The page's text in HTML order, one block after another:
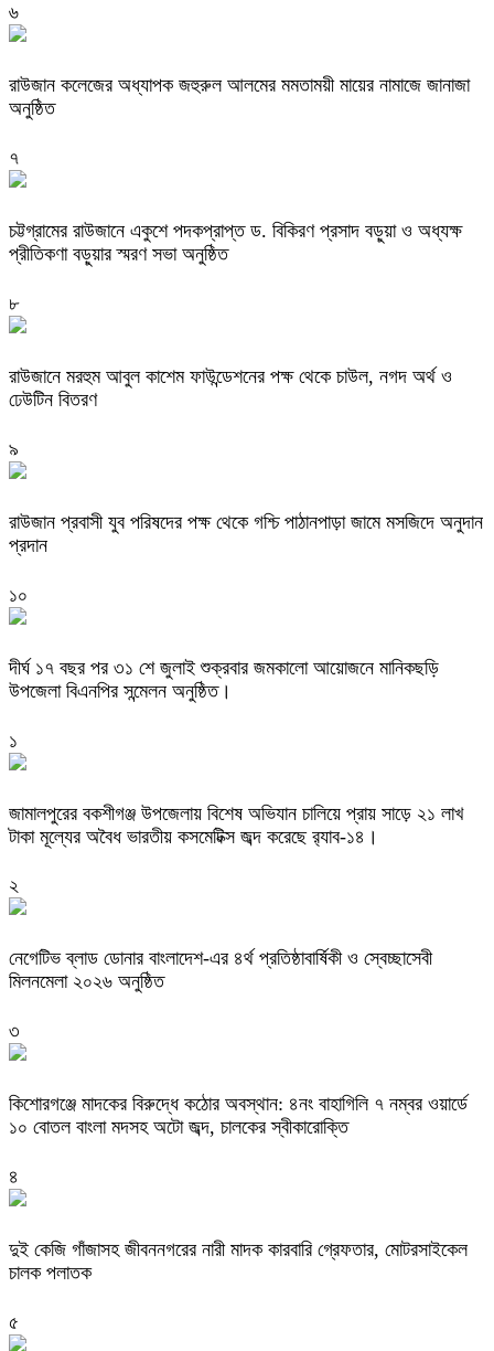
৬
রাউজান কলেজের অধ্যাপক জহুরুল আলমের মমতাময়ী মায়ের নামাজে জানাজা
অনুষ্ঠিত
৭
চট্টগ্রামের রাউজানে একুশে পদকপ্রাপ্ত ড. বিকিরণ প্রসাদ বড়ুয়া ও অধ্যক্ষ
প্রীতিকণা বড়ুয়ার স্মরণ সভা অনুষ্ঠিত
৮
রাউজানে মরহুম আবুল কাশেম ফাউন্ডেশনের পক্ষ থেকে চাউল, নগদ অর্থ ও
ঢেউটিন বিতরণ
৯
রাউজান প্রবাসী যুব পরিষদের পক্ষ থেকে গশ্চি পাঠানপাড়া জামে মসজিদে অনুদান
প্রদান
১০
দীর্ঘ ১৭ বছর পর ৩১ শে জুলাই শুক্রবার জমকালো আয়োজনে মানিকছড়ি
উপজেলা বিএনপির সন্মেলন অনুষ্ঠিত।
১
জামালপুরের বকশীগঞ্জ উপজেলায় বিশেষ অভিযান চালিয়ে প্রায় সাড়ে ২১ লাখ
টাকা মূল্যের অবৈধ ভারতীয় কসমেটিক্স জব্দ করেছে র‌্যাব-১৪।
২
নেগেটিভ ব্লাড ডোনার বাংলাদেশ-এর ৪র্থ প্রতিষ্ঠাবার্ষিকী ও স্বেচ্ছাসেবী
মিলনমেলা ২০২৬ অনুষ্ঠিত
৩
কিশোরগঞ্জে মাদকের বিরুদ্ধে কঠোর অবস্থান: ৪নং বাহাগিলি ৭ নম্বর ওয়ার্ডে
১০ বোতল বাংলা মদসহ অটো জব্দ, চালকের স্বীকারোক্তি
৪
দুই কেজি গাঁজাসহ জীবননগরের নারী মাদক কারবারি গ্রেফতার, মোটরসাইকেল
চালক পলাতক
৫